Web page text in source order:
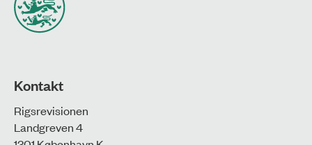
Kontakt
Rigsrevisionen
Landgreven 4